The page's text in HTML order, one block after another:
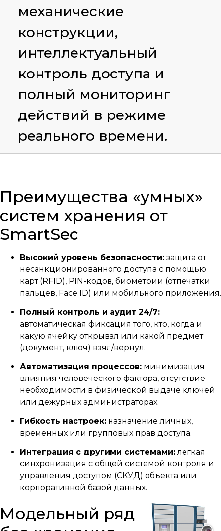
механические
конструкции,
интеллектуальный
контроль доступа и
полный мониторинг
действий в режиме
реального времени.
Преимущества «умных»
систем хранения от
SmartSec
Высокий уровень безопасности: защита от
несанкционированного доступа с помощью
карт (RFID), PIN-кодов, биометрии (отпечатки
пальцев, Face ID) или мобильного приложения.
Полный контроль и аудит 24/7:
автоматическая фиксация того, кто, когда и
какую ячейку открывал или какой предмет
(документ, ключ) взял/вернул.
Автоматизация процессов: минимизация
влияния человеческого фактора, отсутствие
необходимости в физической выдаче ключей
или дежурных администраторах.
Гибкость настроек: назначение личных,
временных или групповых прав доступа.
Интеграция с другими системами:легкая
синхронизация с общей системой контроля и
управления доступом (СКУД) объекта или
корпоративной базой данных.
Модельный ряд